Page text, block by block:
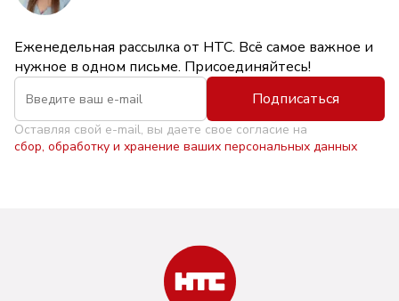
Еженедельная рассылка от НТС. Всё самое важное и
нужное в одном письме. Присоединяйтесь!
Подписаться
Оставляя свой e-mail, вы даете свое согласие на
сбор, обработку и хранение ваших персональных данных